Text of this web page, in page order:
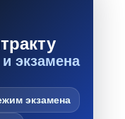
экзамена
экзамена